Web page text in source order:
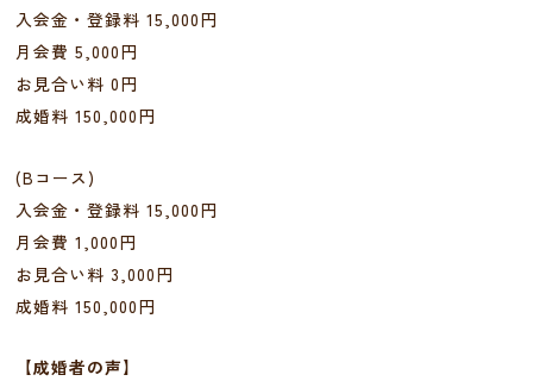
入会金・登録料 15,000円
月会費 5,000円
お見合い料 0円
成婚料 150,000円
(Bコース)
入会金・登録料 15,000円
月会費 1,000円
お見合い料 3,000円
成婚料 150,000円
【成婚者の声】